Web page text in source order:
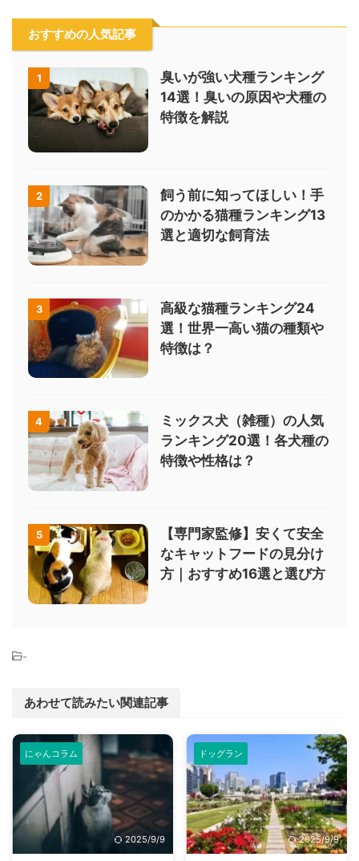
おすすめの人気記事
1
臭いが強い犬種ランキング
14選！臭いの原因や犬種の
特徴を解説
2
飼う前に知ってほしい！手
のかかる猫種ランキング13
選と適切な飼育法
3
高級な猫種ランキング24
選！世界一高い猫の種類や
特徴は？
4
ミックス犬（雑種）の人気
ランキング20選！各犬種の
特徴や性格は？
5
【専門家監修】安くて安全
なキャットフードの見分け
方｜おすすめ16選と選び方
-
あわせて読みたい関連記事
にゃんコラム
2025/9/9
ドッグラン
2025/9/9